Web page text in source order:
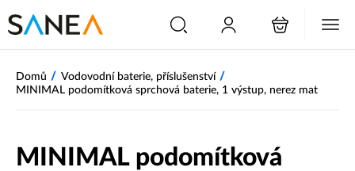
Domů / Vodovodní baterie, příslušenství /
MINIMAL podomítková sprchová baterie, 1 výstup, nerez mat
MINIMAL podomítková